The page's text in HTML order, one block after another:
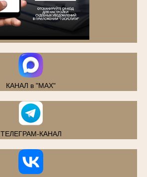
КАНАЛ в "MAX"
ТЕЛЕГРАМ-КАНАЛ